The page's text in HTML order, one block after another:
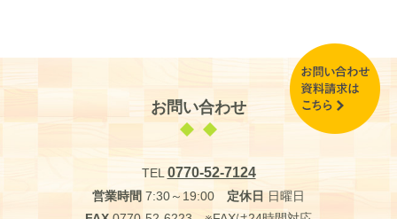
お問い合わせ
TEL0770-52-7124
営業時間 7:30～19:00 定休日 日曜日